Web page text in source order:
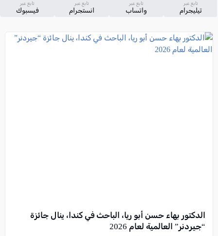
تابع عبر
تيليجرام
تابع عبر
واتساب
تابع عبر
انستجرام
تابع عبر
فيسبوك
الدكتور بهاء حسن أبو ريا، الباحث في كندا، ينال جائزة
“جيردنر” العالمية لعام 2026